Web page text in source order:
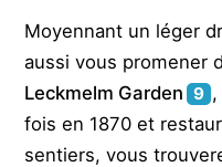
Moyennant un léger
aussi vous promener
Leckmelm Garden 9
fois en 1870 et
sentiers, vous